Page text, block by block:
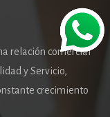
relación comercial
y Servicio,
crecimiento